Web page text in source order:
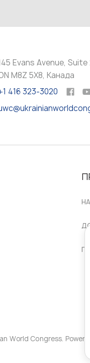
Evans Avenue,
M8Z 5X8, Канада
416 323-3020
World Congress.